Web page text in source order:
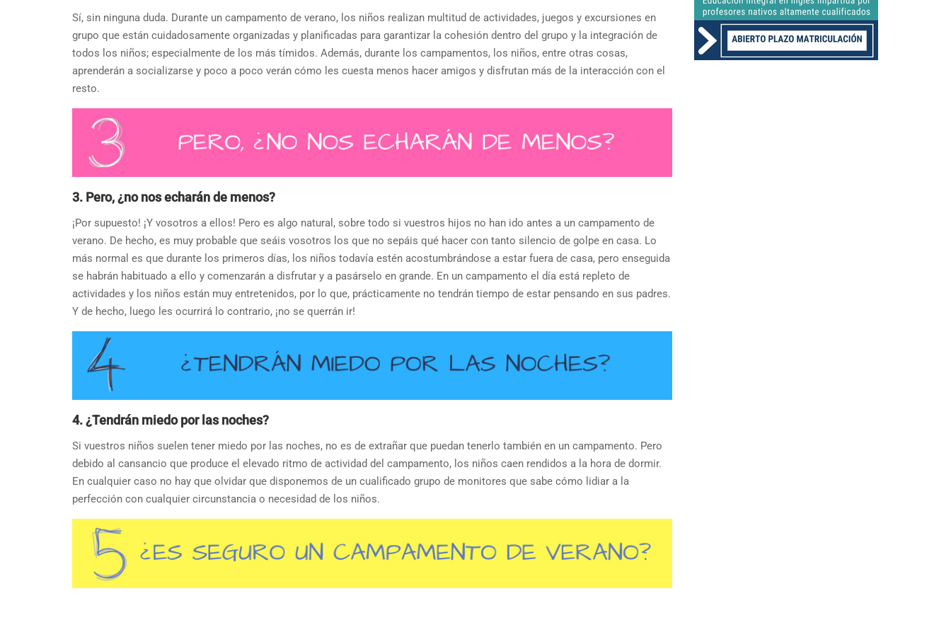
Sí, sin ninguna duda. Durante un campamento de verano, los niños realizan multitud de actividades, juegos y excursiones en
grupo que están cuidadosamente organizadas y planificadas para garantizar la cohesión dentro del grupo y la integración de
todos los niños; especialmente de los más tímidos. Además, durante los campamentos, los niños, entre otras cosas,
aprenderán a socializarse y poco a poco verán cómo les cuesta menos hacer amigos y disfrutan más de la interacción con el
resto.
3. Pero, ¿no nos echarán de menos?
¡Por supuesto! ¡Y vosotros a ellos! Pero es algo natural, sobre todo si vuestros hijos no han ido antes a un campamento de
verano. De hecho, es muy probable que seáis vosotros los que no sepáis qué hacer con tanto silencio de golpe en casa. Lo
más normal es que durante los primeros días, los niños todavía estén acostumbrándose a estar fuera de casa, pero enseguida
se habrán habituado a ello y comenzarán a disfrutar y a pasárselo en grande. En un campamento el día está repleto de
actividades y los niños están muy entretenidos, por lo que, prácticamente no tendrán tiempo de estar pensando en sus padres.
Y de hecho, luego les ocurrirá lo contrario, ¡no se querrán ir!
4. ¿Tendrán miedo por las noches?
Si vuestros niños suelen tener miedo por las noches, no es de extrañar que puedan tenerlo también en un campamento. Pero
debido al cansancio que produce el elevado ritmo de actividad del campamento, los niños caen rendidos a la hora de dormir.
En cualquier caso no hay que olvidar que disponemos de un cualificado grupo de monitores que sabe cómo lidiar a la
perfección con cualquier circunstancia o necesidad de los niños.